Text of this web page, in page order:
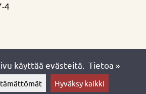
4
käyttää evästeitä. Tietoa »
Hyväksy kaikki